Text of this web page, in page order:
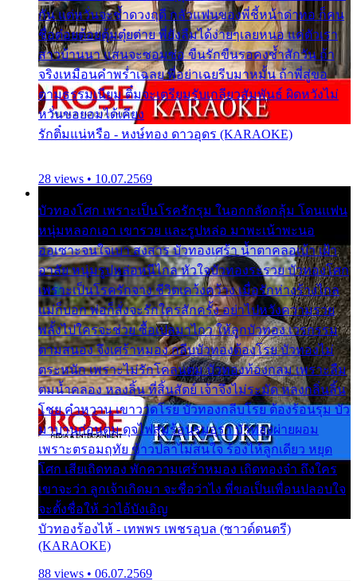
กัน แต่หวั่นจะช้ำดวงฤดี กลัวแฟนของพี่ชี้หน้าด่าทอ ก็คน
ชื่อต๋อยต้อยตุ้มตุ๋ยต่าย พี่ยังลืมได้ง่ายๆเลยหนอ แค่ตัวเรา
สาวบ้านนา แสนจะซอมซ่อ ขืนรักขืนรอคงช้ำสักวัน ถ้า
จริงเหมือนคำพร่ำเฉลย พี่อย่าเฉยรีบมาหมั้น ถ้าพี่สู่ขอ
ตามธรรมเนียม ติ๋มจะเตรียมรับเกลียวสัมพันธ์ ผิดหวังไม่
หวั่นขอยอมได้เคียง
รักติ๋มแน่หรือ - หงษ์ทอง ดาวอุดร (KARAOKE)
28 views • 10.07.2569
บัวทองโศก เพราะเป็นโรครักรุม ในอกกลัดกลุ้ม โดนแฟน
หนุ่มหลอกเอา เขารวย และรูปหล่อ มาพะเน้าพะนอ
ออเซาะจนใจเบา สงสาร บัวทองเศร้า น้ำตาคลอเบ้า เฝ้า
อาลัย หนุ่มรูปหล่อหนีไกล หัวใจบัวทองระรวย บัวทองโศก
เพราะเป็นโรครักจาง ชีวิตเคว้งคว้าง เมื่อรักห่างร้างไกล
แม่ก็บอก พ่อก็สั่งจะรักใครสักครั้ง อย่าไปหวังความรวย
พลั้งไปใครจะช่วย ซื้อเปลมาไกว ให้ลูกบัวทอง เวรกรรม
ตามสนอง จึงเศร้าหมอง กลีบบัวทองต้องโรย บัวทองไม่
ตระหนัก เพราะไม่รักโคลนตม บัวทองท้องกลม เพราะลืม
ตมน้ำคลอง หลงลิ้น ที่สิ้นสัตย์ เจ้าจึงไม่ระมัด หลงกลิ่นลิ้น
โชย คำหวาน เขาวาดโรย บัวทองกลีบโรย ต้องร้อนรุม บัว
มาบานก่อนตูม ดุจไฟสุมร้อนรุมอุรา บัวทองผ่ายผอม
เพราะตรอมฤทัย ข้าวปลาไม่สนใจ ร้องไห้ลูกเดียว หยุด
โศก เสียเถิดทอง พักความเศร้าหมอง เถิดทองจ๋า ถึงใคร
เขาจะว่า ลูกเจ้าเกิดมา จะชื่อว่าไง พี่ขอเป็นเพื่อนปลอบใจ
จะตั้งชื่อให้ ว่าไอ้บังเอิญ
บัวทองร้องไห้ - เทพพร เพชรอุบล (ซาวด์ดนตรี)
(KARAOKE)
88 views • 06.07.2569